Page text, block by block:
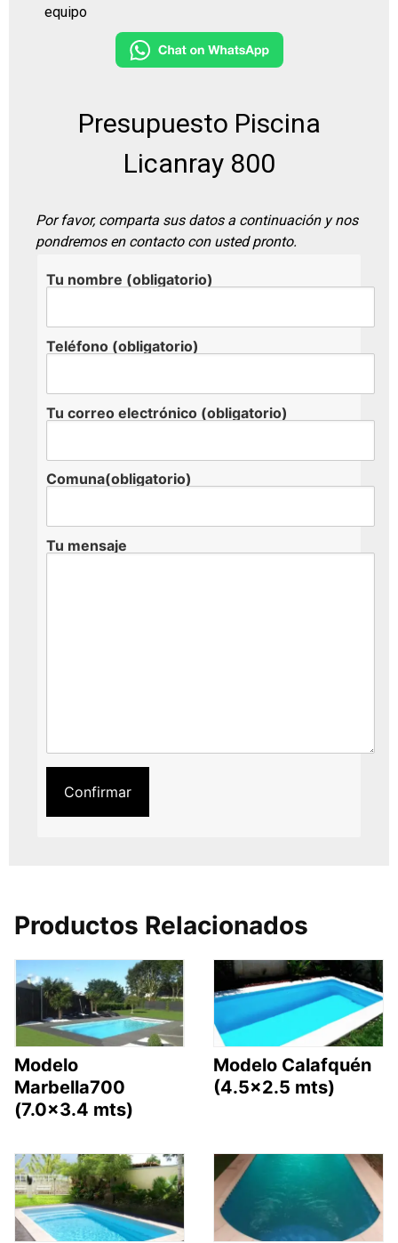
equipo
Presupuesto Piscina
Licanray 800
Por favor, comparta sus datos a continuación y nos
pondremos en contacto con usted pronto.
Tu nombre (obligatorio)
Teléfono (obligatorio)
Tu correo electrónico (obligatorio)
Comuna(obligatorio)
Tu mensaje
Productos Relacionados
Modelo
Marbella700
(7.0×3.4 mts)
Modelo Calafquén
(4.5×2.5 mts)